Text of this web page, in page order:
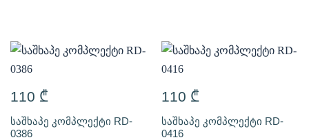
110 ₾
საშხაპე კომპლექტი RD-
0386
110 ₾
საშხაპე კომპლექტი RD-
0416